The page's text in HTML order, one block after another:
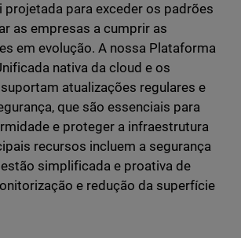
projetada para exceder os padrões
as empresas a cumprir as
em evolução. A nossa Plataforma
nativa da cloud e os
atualizações regulares e
que são essenciais para
e proteger a infraestrutura
recursos incluem a segurança
simplificada e proativa de
e redução da superfície